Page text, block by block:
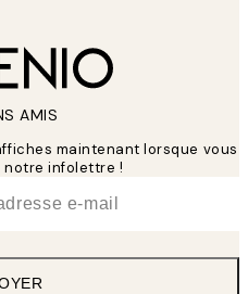
AMIS
maintenant lorsque vous
notre infolettre !